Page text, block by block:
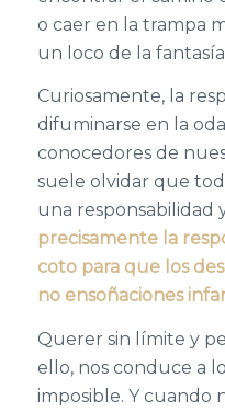
o caer en la trampa
un loco de la
Curiosamente, la
difuminarse en la
conocedores de
suele olvidar que
una responsabilidad
precisamente la
coto para que los
no ensoñaciones
Querer sin límite y
ello, nos conduce a
imposible. Y cuando